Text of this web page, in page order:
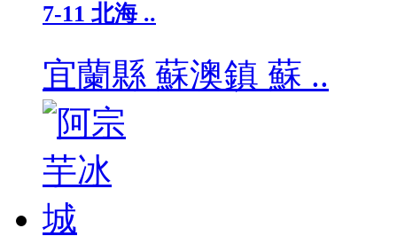
7-11 北海 ..
宜蘭縣 蘇澳鎮 蘇 ..